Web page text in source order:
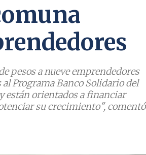
pesos a nueve emprendedores
Programa Banco Solidario del
están orientados a financiar
su crecimiento", comentó